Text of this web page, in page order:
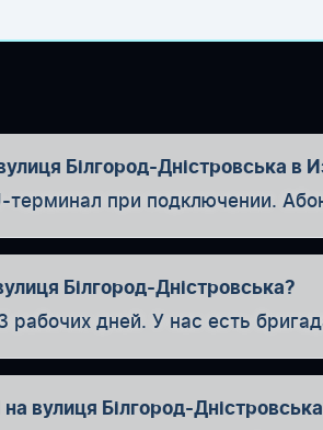
Білгород-Дністровська в
при подключении.
Білгород-Дністровська?
рабочих дней. У нас есть
вулиця Білгород-